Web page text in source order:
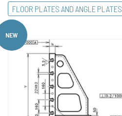
FLOOR PLATES AND ANGLE PLATES
NEW